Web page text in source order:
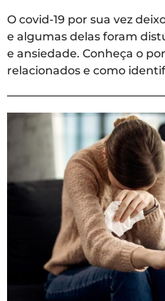
O covid-19 por sua vez
e algumas delas foram
e ansiedade. Conheça o
relacionados e como